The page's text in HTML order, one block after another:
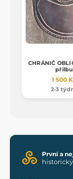
CHRÁNIČ
přilbu
1 500
2-3
První a